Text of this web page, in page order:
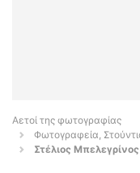
Αετοί της φωτογραφίας
Φωτογραφεία,
Στέλιος